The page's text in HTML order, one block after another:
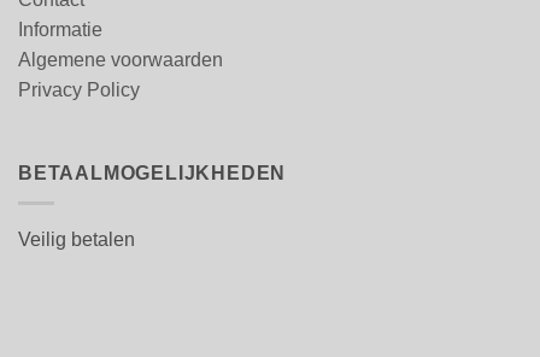
Informatie
Algemene voorwaarden
Privacy Policy
BETAALMOGELIJKHEDEN
Veilig betalen